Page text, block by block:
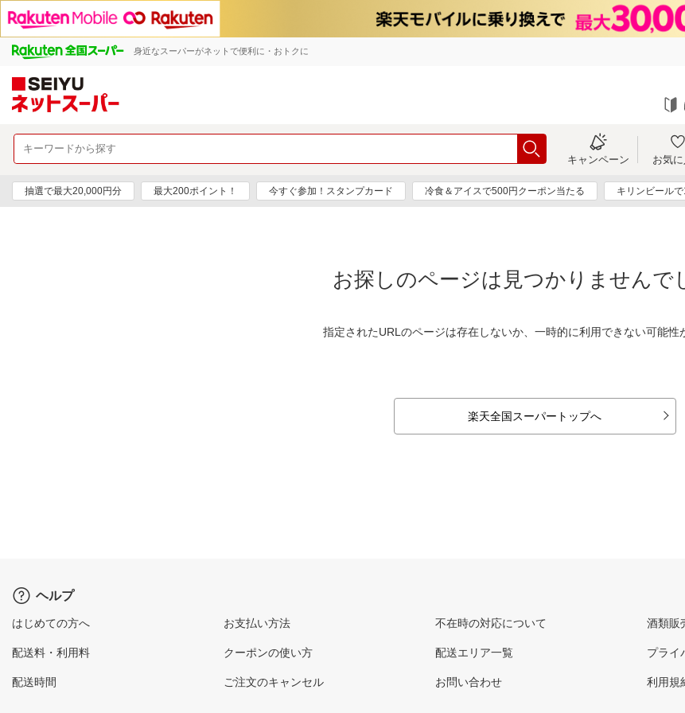
身近なスーパーがネットで便利に・おトクに
キャンペーン お気に
抽選で最大20,000円分 最大200ポイント！ 今すぐ参加！スタンプカード 冷食＆アイスで500円クーポン当たる キリンビール
お探しのページは見つかりませんで
指定されたURLのページは存在しないか、一時的に利用できない可能性
楽天全国スーパートップへ
ヘルプ
はじめての方へ
配送料・利用料
配送時間
お支払い方法
クーポンの使い方
ご注文のキャンセル
不在時の対応について
配送エリア一覧
お問い合わせ
酒類販
プライ
利用規